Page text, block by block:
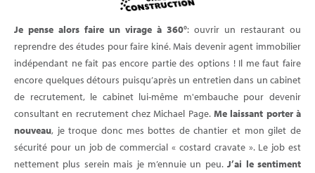
Je pense alors faire un virage à 360°: ouvrir un restaurant ou
reprendre des études pour faire kiné. Mais devenir agent immobilier
indépendant ne fait pas encore partie des options ! Il me faut faire
encore quelques détours puisqu’après un entretien dans un cabinet
de recrutement, le cabinet lui-même m'embauche pour devenir
consultant en recrutement chez Michael Page. Me laissant porter à
nouveau, je troque donc mes bottes de chantier et mon gilet de
sécurité pour un job de commercial « costard cravate ». Le job est
nettement plus serein mais je m’ennuie un peu.J’ai le sentiment